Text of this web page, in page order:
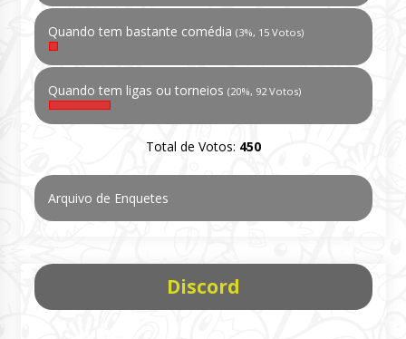
Quando tem bastante comédia (3%, 15 Votos)
Quando tem ligas ou torneios (20%, 92 Votos)
Total de Votos: 450
Arquivo de Enquetes
Discord